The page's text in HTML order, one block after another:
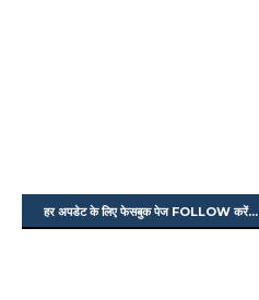
हर अपडेट के लिए फेसबुक पेज FOLLOW करें...